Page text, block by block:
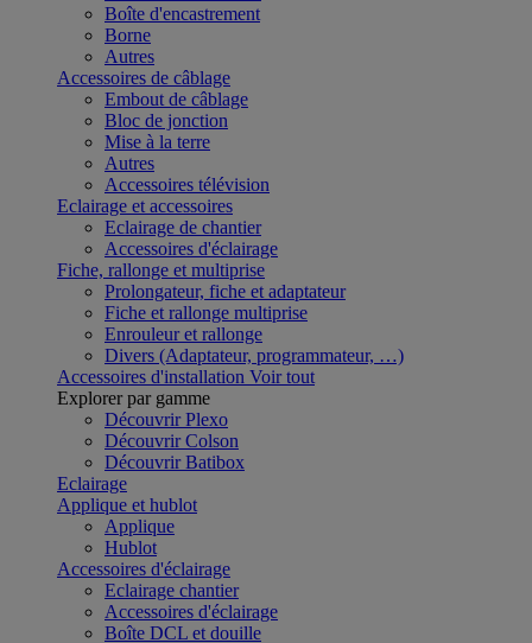
Boîte d'encastrement
Borne
Autres
Accessoires de câblage
Embout de câblage
Bloc de jonction
Mise à la terre
Autres
Accessoires télévision
Eclairage et accessoires
Eclairage de chantier
Accessoires d'éclairage
Fiche, rallonge et multiprise
Prolongateur, fiche et adaptateur
Fiche et rallonge multiprise
Enrouleur et rallonge
Divers (Adaptateur, programmateur, …)
Accessoires d'installation Voir tout
Explorer par gamme
Découvrir Plexo
Découvrir Colson
Découvrir Batibox
Eclairage
Applique et hublot
Applique
Hublot
Accessoires d'éclairage
Eclairage chantier
Accessoires d'éclairage
Boîte DCL et douille